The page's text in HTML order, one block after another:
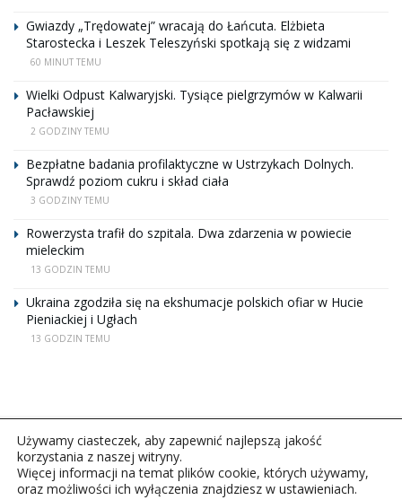
Gwiazdy „Trędowatej” wracają do Łańcuta. Elżbieta
Starostecka i Leszek Teleszyński spotkają się z widzami
60 MINUT TEMU
Wielki Odpust Kalwaryjski. Tysiące pielgrzymów w Kalwarii
Pacławskiej
2 GODZINY TEMU
Bezpłatne badania profilaktyczne w Ustrzykach Dolnych.
Sprawdź poziom cukru i skład ciała
3 GODZINY TEMU
Rowerzysta trafił do szpitala. Dwa zdarzenia w powiecie
mieleckim
13 GODZIN TEMU
Ukraina zgodziła się na ekshumacje polskich ofiar w Hucie
Pieniackiej i Ugłach
13 GODZIN TEMU
Używamy ciasteczek, aby zapewnić najlepszą jakość
korzystania z naszej witryny.
Więcej informacji na temat plików cookie, których używamy,
oraz możliwości ich wyłączenia znajdziesz w ustawieniach.